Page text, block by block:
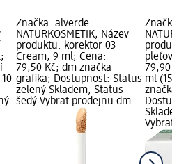
Značka: alverde
NATURKOSMETIK; Název
produktu: korektor 03
Cream, 9 ml; Cena:
79,50 Kč; dm značka
grafika; Dostupnost: Status
zelený Skladem, Status
šedý Vybrat prodejnu dm
Značka:
pleťový
79,90
ml
značka
Vybrat